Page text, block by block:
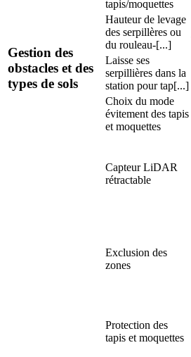
Gestion des
obstacles et des
types de sols
tapis/moquettes
Hauteur de levage
des serpillères ou
du rouleau-[...]
Laisse ses
serpillières dans la
station pour tap[...]
Choix du mode
évitement des tapis
et moquettes
Capteur LiDAR
rétractable
Exclusion des
zones
Protection des
tapis et moquettes